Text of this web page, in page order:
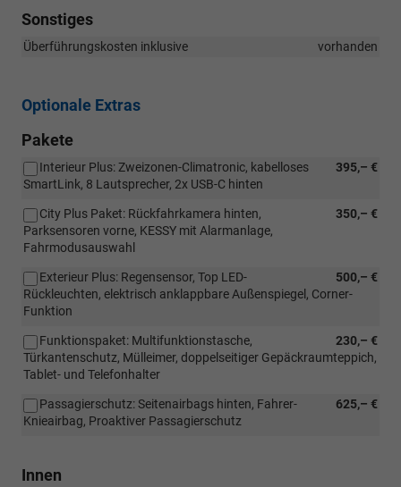
Sonstiges
Überführungskosten inklusive vorhanden
Optionale Extras
Pakete
395,– €
Interieur Plus: Zweizonen-Climatronic, kabelloses
SmartLink, 8 Lautsprecher, 2x USB-C hinten
350,– €
City Plus Paket: Rückfahrkamera hinten,
Parksensoren vorne, KESSY mit Alarmanlage,
Fahrmodusauswahl
500,– €
Exterieur Plus: Regensensor, Top LED-
Rückleuchten, elektrisch anklappbare Außenspiegel, Corner-
Funktion
230,– €
Funktionspaket: Multifunktionstasche,
Türkantenschutz, Mülleimer, doppelseitiger Gepäckraumteppich,
Tablet- und Telefonhalter
625,– €
Passagierschutz: Seitenairbags hinten, Fahrer-
Knieairbag, Proaktiver Passagierschutz
Innen